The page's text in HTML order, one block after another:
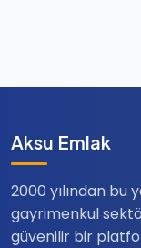
Aksu Emlak
2000 yılından bu
gayrimenkul
güvenilir bir